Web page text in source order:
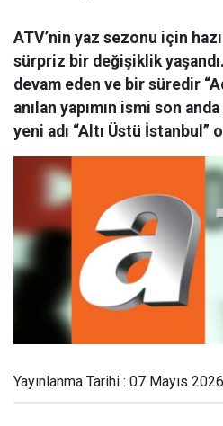
ATV’nin yaz sezonu için
sürpriz bir değişiklik yaşandı.
devam eden ve bir süredir
anılan yapımın ismi son
yeni adı “Altı Üstü İstanbul”
Yayınlanma Tarihi : 07 Mayıs